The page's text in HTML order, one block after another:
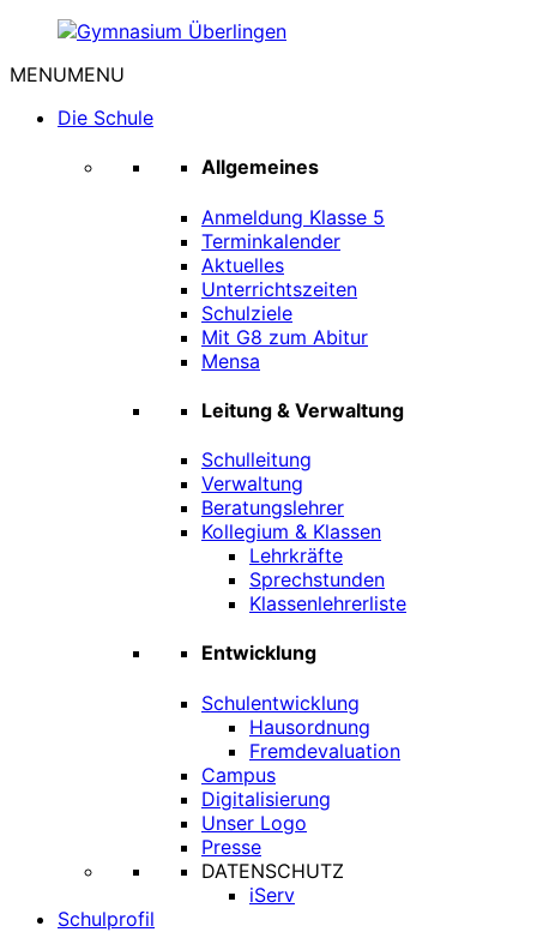
springen
Gymnasium
Überlingen
MENUMENU
Die Schule
Allgemeines
Anmeldung Klasse 5
Terminkalender
Aktuelles
Unterrichtszeiten
Schulziele
Mit G8 zum Abitur
Mensa
Leitung & Verwaltung
Schulleitung
Verwaltung
Beratungslehrer
Kollegium & Klassen
Lehrkräfte
Sprechstunden
Klassenlehrerliste
Entwicklung
Schulentwicklung
Hausordnung
Fremdevaluation
Campus
Digitalisierung
Unser Logo
Presse
DATENSCHUTZ
iServ
Schulprofil